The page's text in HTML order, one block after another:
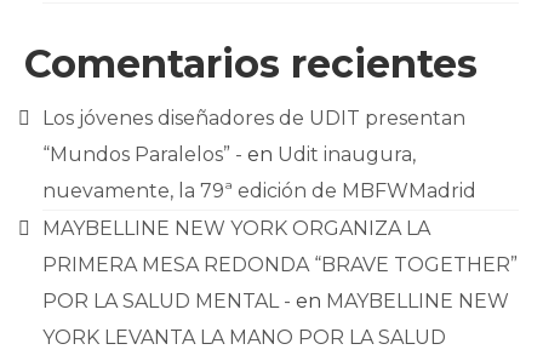
Comentarios recientes
Los jóvenes diseñadores de UDIT presentan
“Mundos Paralelos” - en Udit inaugura,
nuevamente, la 79ª edición de MBFWMadrid
MAYBELLINE NEW YORK ORGANIZA LA
PRIMERA MESA REDONDA “BRAVE TOGETHER”
POR LA SALUD MENTAL - en MAYBELLINE NEW
YORK LEVANTA LA MANO POR LA SALUD